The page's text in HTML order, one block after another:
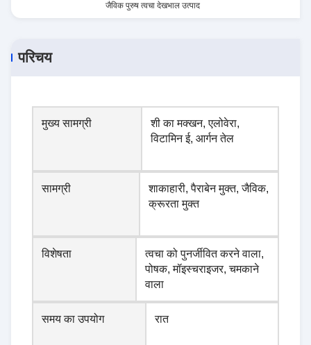
जैविक पुरुष त्वचा देखभाल उत्पाद
परिचय
मुख्य सामग्री
शी का मक्खन, एलोवेरा,
विटामिन ई, आर्गन तेल
सामग्री
शाकाहारी, पैराबेन मुक्त, जैविक,
क्रूरता मुक्त
विशेषता
त्वचा को पुनर्जीवित करने वाला,
पोषक, मॉइस्चराइजर, चमकाने
वाला
समय का उपयोग रात